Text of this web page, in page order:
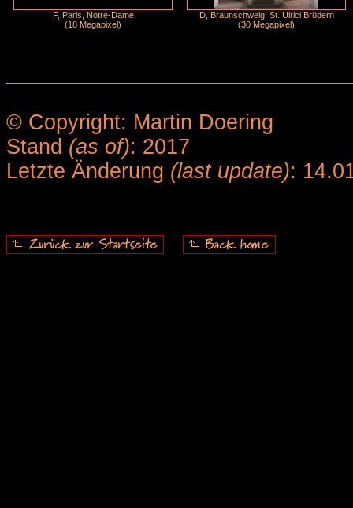
F, Paris, Notre-Dame
(18 Megapixel)
D, Braunschweig, St. Ulrici Brüdern
(30 Megapixel)
© Copyright: Martin Doering
Stand (as of): 2017
Letzte Änderung (last update):